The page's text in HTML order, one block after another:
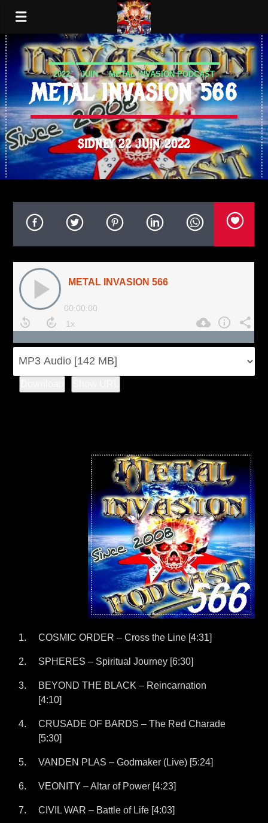
2022 JUIN METAL INVASION PODCAST
METAL INVASION 566
SIDNEY 22 JUIN 2022
COSMIC ORDER – Cross the Line [4:31]
SPHERES – Spiritual Journey [6:30]
BEYOND THE BLACK – Reincarnation
[4:10]
CRUSADE OF BARDS – The Red Charade
[5:30]
VANDEN PLAS – Godmaker (Live) [5:24]
VEONITY – Altar of Power [4:23]
CIVIL WAR – Battle of Life [4:03]